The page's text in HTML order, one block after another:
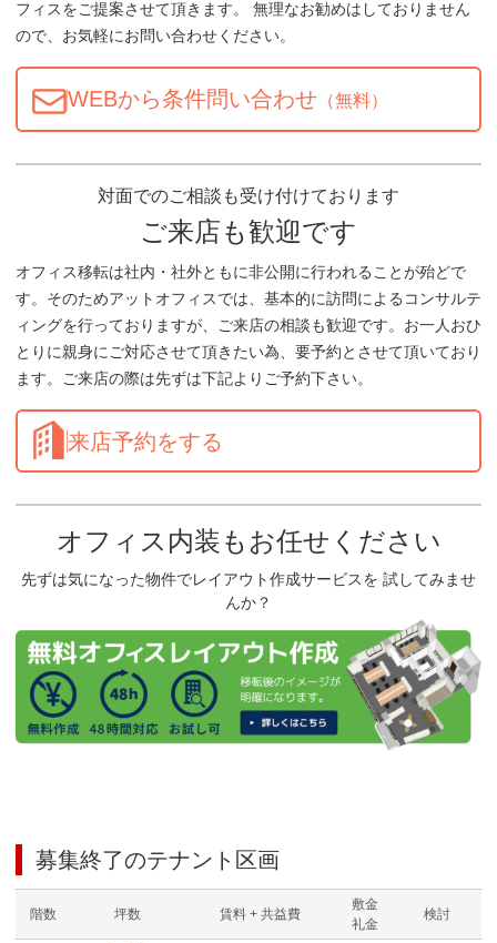
フィスをご提案させて頂きます。 無理なお勧めはしておりません
ので、お気軽にお問い合わせください。
WEBから条件問い合わせ （無料）
対面でのご相談も受け付けております
ご来店も歓迎です
オフィス移転は社内・社外ともに非公開に行われることが殆どで
す。そのためアットオフィスでは、基本的に訪問によるコンサルテ
ィングを行っておりますが、ご来店の相談も歓迎です。お一人おひ
とりに親身にご対応させて頂きたい為、要予約とさせて頂いており
ます。ご来店の際は先ずは下記よりご予約下さい。
来店予約をする
オフィス内装もお任せください
先ずは気になった物件でレイアウト作成サービスを 試してみませ
んか？
募集終了のテナント区画
階数 坪数 賃料 + 共益費
敷金
礼金
検討